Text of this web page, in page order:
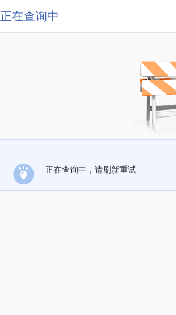
正在查询中
正在查询中，请刷新重试